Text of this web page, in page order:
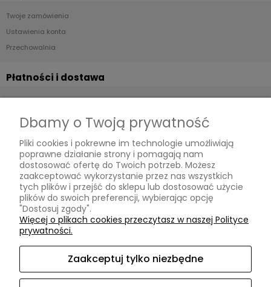
Twoje zamówienia
Ustawienia konta
Przechowalnia
Płatności i dostawa
Formy płatności
Czas i koszty dostawy
Czas realizacji zamówienia
Informacje
Polityka prywatności
O nas
Kontakt i dane firmy
Dbamy o Twoją prywatność
Pliki cookies i pokrewne im technologie umożliwiają
poprawne działanie strony i pomagają nam
dostosować ofertę do Twoich potrzeb. Możesz
zaakceptować wykorzystanie przez nas wszystkich
tych plików i przejść do sklepu lub dostosować użycie
plików do swoich preferencji, wybierając opcję
"Dostosuj zgody".
Więcej o plikach cookies przeczytasz w naszej Polityce
prywatności.
Zaakceptuj tylko niezbędne